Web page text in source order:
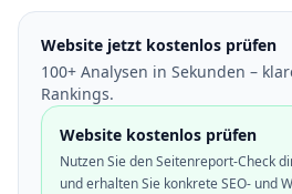
Website jetzt kostenlos prüfen
100+ Analysen in Sekunden –
Rankings.
Website kostenlos prüfen
Nutzen Sie den Seitenreport-Check
und erhalten Sie konkrete SEO- und